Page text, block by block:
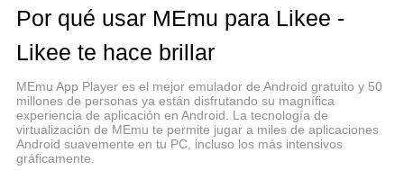
En Likee, puedes aumentar tus fans en poco
tiempo. Likee se dedica a ofrecerles un escenario a
los creadores de videos talentosos para ayudarles
a crecer más. Todos tienen la oportunidad de crear
contenidos maravillosos, ser recomendado en la
página “Popular”, obtener millones de
visualizaciones, ganar premios através del sistema
de apoyo para los creadores de contenidos
Por qué usar MEmu para Likee -
Likee te hace brillar
MEmu App Player es el mejor emulador de Android gratuito y 50
millones de personas ya están disfrutando su magnífica
experiencia de aplicación en Android. La tecnología de
virtualización de MEmu te permite jugar a miles de aplicaciones
Android suavemente en tu PC, incluso los más intensivos
gráficamente.